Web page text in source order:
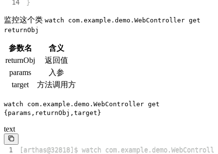
14
}
监控这个类 watch com.example.demo.WebController get
returnObj
参数名
含义
returnObj
返回值
params
入参
target
方法调用方
watch com.example.demo.WebController get
{params,returnObj,target}
text
1